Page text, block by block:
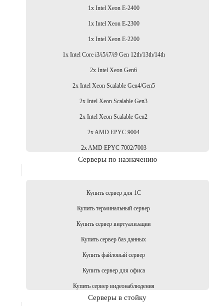
1x Intel Xeon E-2400
1x Intel Xeon E-2300
1x Intel Xeon E-2200
1x Intel Core i3/i5/i7/i9 Gen 12th/13th/14th
2x Intel Xeon Gen6
2x Intel Xeon Scalable Gen4/Gen5
2x Intel Xeon Scalable Gen3
2x Intel Xeon Scalable Gen2
2x AMD EPYC 9004
2x AMD EPYC 7002/7003
Серверы по назначению
Купить сервер для 1С
Купить терминальный сервер
Купить сервер виртуализации
Купить сервер баз данных
Купить файловый сервер
Купить сервер для офиса
Купить сервер видеонаблюдения
Серверы в стойку